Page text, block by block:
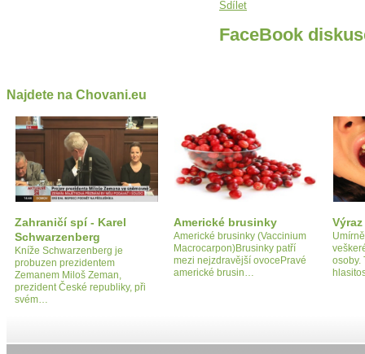
Sdílet
FaceBook
Najdete na Chovani.eu
Zahraničí spí - Karel
Schwarzenberg
Kníže Schwarzenberg je
probuzen prezidentem
Zemanem Miloš Zeman,
prezident České republiky, při
svém…
Americké brusinky
Americké brusinky (Vaccinium
Macrocarpon)Brusinky patří
mezi nejzdravější ovocePravé
americké brusin…
osoby.